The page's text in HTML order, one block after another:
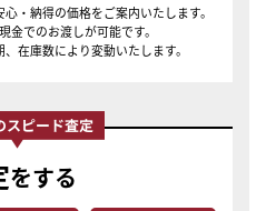
・納得の価格をご案内いたします。
金でのお渡しが可能です。
在庫数により変動いたします。
をする